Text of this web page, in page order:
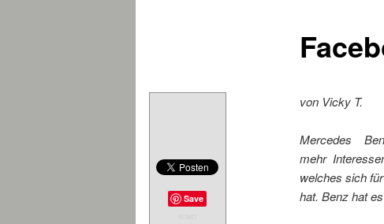
Save
von Vicky T.
Mercedes
mehr
welches sich
hat. Benz hat